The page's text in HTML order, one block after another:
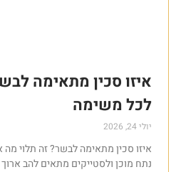
איזו סכין מתאימה
לכל משימה
יולי 24, 2026
איזו סכין מתאימה לבשר? זה תלוי
נתח מוכן ולסטייקים מתאים להב ארוך